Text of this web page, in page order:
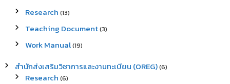
Research (13)
Teaching Document(3)
Work Manual(19)
สำนักส่งเสริมวิชาการและงานทะเบียน (OREG)(6)
Research (6)